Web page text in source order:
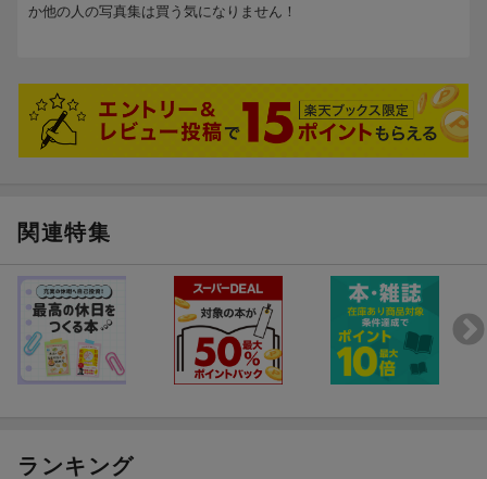
か他の人の写真集は買う気になりません！
関連特集
ランキング